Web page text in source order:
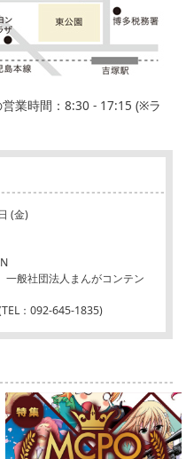
業時間：8:30 - 17:15 (※ラ
(金)
一般社団法人まんがコンテン
：092-645-1835)